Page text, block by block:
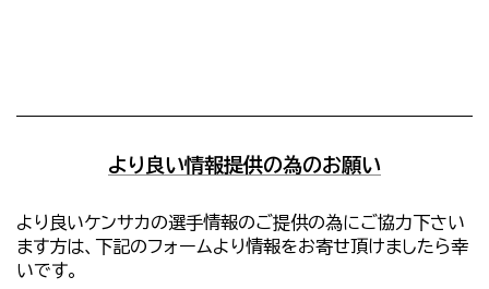
より良い情報提供の為のお願い
より良いケンサカの選手情報のご提供の為にご協力下さい
ます方は、下記のフォームより情報をお寄せ頂けましたら幸
いです。